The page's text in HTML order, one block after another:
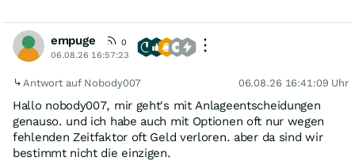
empuge
0
06.08.26 16:57:23
Antwort auf Nobody007 06.08.26 16:41:09 Uhr
Hallo nobody007, mir geht's mit Anlageentscheidungen
genauso. und ich habe auch mit Optionen oft nur wegen
fehlenden Zeitfaktor oft Geld verloren. aber da sind wir
bestimmt nicht die einzigen.